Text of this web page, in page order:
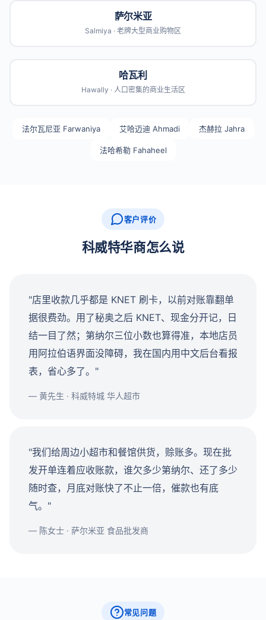
萨尔米亚
Salmiya · 老牌大型商业购物区
哈瓦利
Hawally · 人口密集的商业生活区
法尔瓦尼亚 Farwaniya 艾哈迈迪 Ahmadi 杰赫拉 Jahra
法哈希勒 Fahaheel
客户评价
科威特华商怎么说
"店里收款几乎都是 KNET 刷卡，以前对账靠翻单
据很费劲。用了秘奥之后 KNET、现金分开记，日
结一目了然；第纳尔三位小数也算得准，本地店员
用阿拉伯语界面没障碍，我在国内用中文后台看报
表，省心多了。"
— 黄先生 · 科威特城 华人超市
"我们给周边小超市和餐馆供货，赊账多。现在批
发开单连着应收账款，谁欠多少第纳尔、还了多少
随时查，月底对账快了不止一倍，催款也有底
气。"
— 陈女士 · 萨尔米亚 食品批发商
常见问题